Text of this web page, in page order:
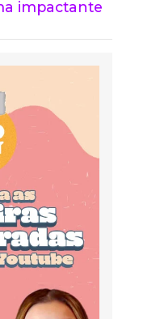
impactante